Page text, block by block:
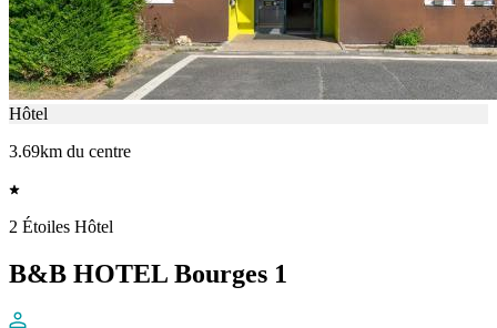
Hôtel
3.69km du centre
2 Étoiles Hôtel
B&B HOTEL Bourges 1